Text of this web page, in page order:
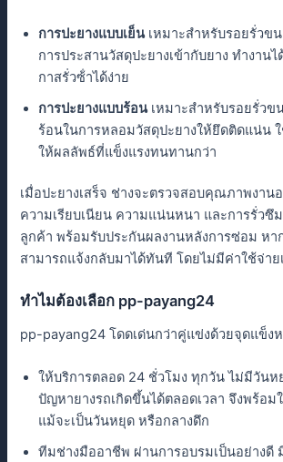
การปะยางแบบเย็นเหมาะสําหรับรอยรั่วขน
การประสานวัสดุปะยางเข้ากับยาง ทํางานไ
กาสรั่วซ้ําได้ง่าย
การปะยางแบบร้อนเหมาะสําหรับรอยรั่วข
ร้อนในการหลอมวัสดุปะยางให้ยึดติดแน่น
ให้ผลลัพธ์ที่แข็งแรงทนทานกว่า
เมื่อปะยางเสร็จ ช่างจะตรวจสอบคุณภาพงาน
ความเรียบเนียน ความแน่นหนา และการรั่วซึ
ลูกค้า พร้อมรับประกันผลงานหลังการซ่อม หา
สามารถแจ้งกลับมาได้ทันที โดยไม่มีค่าใช้จ่าย
ทําไมต้องเลือก pp-payang24
pp-payang24 โดดเด่นกว่าคู่แข่งด้วยจุดแข็ง
ให้บริการตลอด 24 ชั่วโมง ทุกวัน ไม่มีวันห
ปัญหายางรถเกิดขึ้นได้ตลอดเวลา จึงพร้อม
แม้จะเป็นวันหยุด หรือกลางดึก
ทีมช่างมืออาชีพ ผ่านการอบรมเป็นอย่างดี